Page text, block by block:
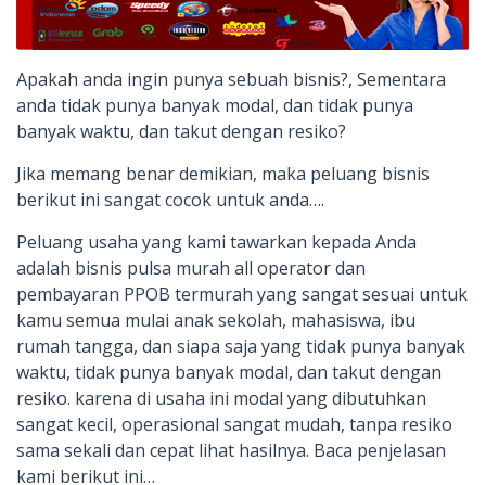
Apakah anda ingin punya sebuah bisnis?, Sementara
anda tidak punya banyak modal, dan tidak punya
banyak waktu, dan takut dengan resiko?
Jika memang benar demikian, maka peluang bisnis
berikut ini sangat cocok untuk anda….
Peluang usaha yang kami tawarkan kepada Anda
adalah bisnis pulsa murah all operator dan
pembayaran PPOB termurah yang sangat sesuai untuk
kamu semua mulai anak sekolah, mahasiswa, ibu
rumah tangga, dan siapa saja yang tidak punya banyak
waktu, tidak punya banyak modal, dan takut dengan
resiko. karena di usaha ini modal yang dibutuhkan
sangat kecil, operasional sangat mudah, tanpa resiko
sama sekali dan cepat lihat hasilnya. Baca penjelasan
kami berikut ini…